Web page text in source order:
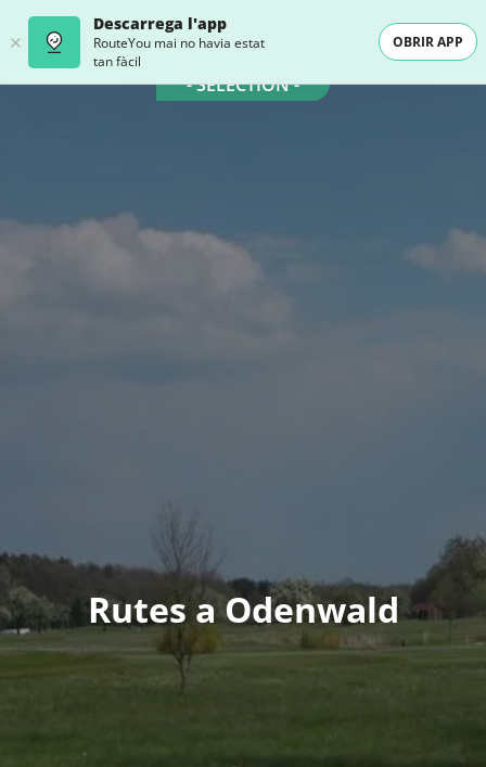
Descarrega l'app
RouteYou mai no havia estat
tan fàcil
OBRIR APP
- SELECTION -
Rutes a Odenwald